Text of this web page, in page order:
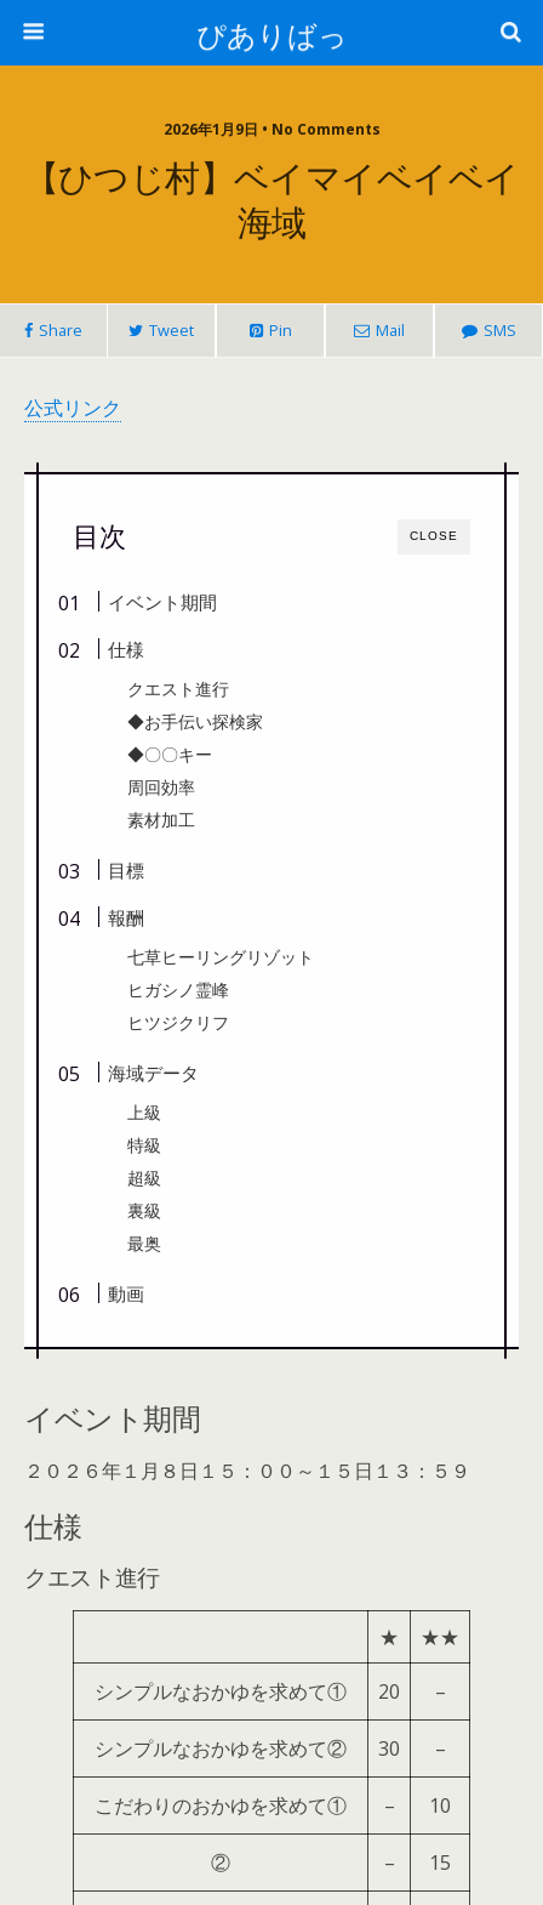
ぴありばっ
2026年1月9日 • No Comments
【ひつじ村】ベイマイベイベイ
海域
Share Tweet Pin Mail SMS
公式リンク
CLOSE
目次
イベント期間
仕様
クエスト進行
◆お手伝い探検家
◆〇〇キー
周回効率
素材加工
目標
報酬
七草ヒーリングリゾット
ヒガシノ霊峰
ヒツジクリフ
海域データ
上級
特級
超級
裏級
最奥
動画
イベント期間
２０２６年１月８日１５：００～１５日１３：５９
仕様
クエスト進行
★ ★★
シンプルなおかゆを求めて① 20 –
シンプルなおかゆを求めて② 30 –
こだわりのおかゆを求めて① – 10
② – 15